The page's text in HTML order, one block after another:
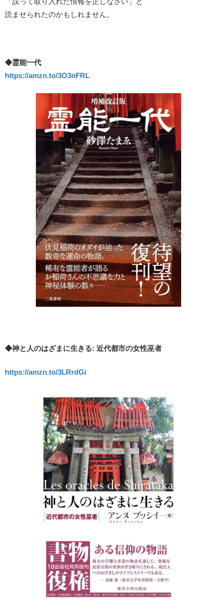
読ませられたのかもしれません。
◆霊能一代
https://amzn.to/3O3nFRL
◆神と人のはざまに生きる: 近代都市の女性巫者
https://amzn.to/3LRrdGi